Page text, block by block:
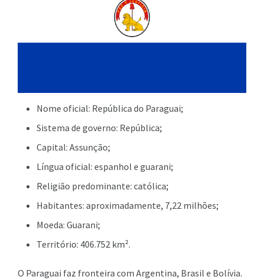
Nome oficial: República do Paraguai;
Sistema de governo: República;
Capital: Assunção;
Língua oficial: espanhol e guarani;
Religião predominante: católica;
Habitantes: aproximadamente, 7,22 milhões;
Moeda: Guarani;
Território: 406.752 km².
O Paraguai faz fronteira com Argentina, Brasil e Bolívia.